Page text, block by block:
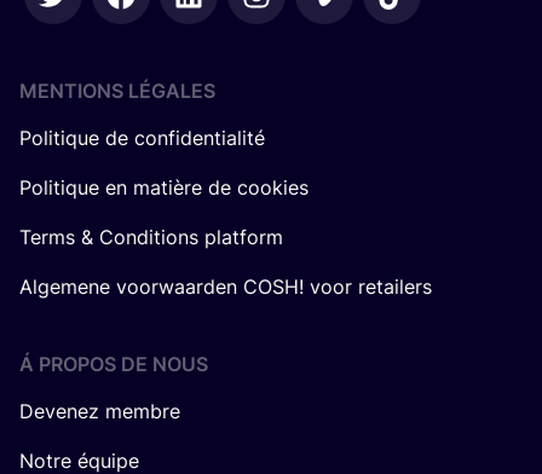
MENTIONS LÉGALES
Politique de confidentialité
Politique en matière de cookies
Terms & Conditions platform
Algemene voorwaarden COSH! voor retailers
Á PROPOS DE NOUS
Devenez membre
Notre équipe